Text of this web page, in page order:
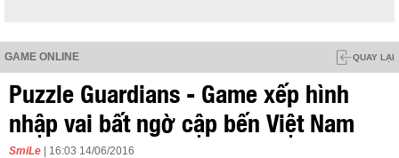
GAME ONLINE QUAY LẠI
Puzzle Guardians - Game xếp hình
nhập vai bất ngờ cập bến Việt Nam
SmiLe | 16:03 14/06/2016